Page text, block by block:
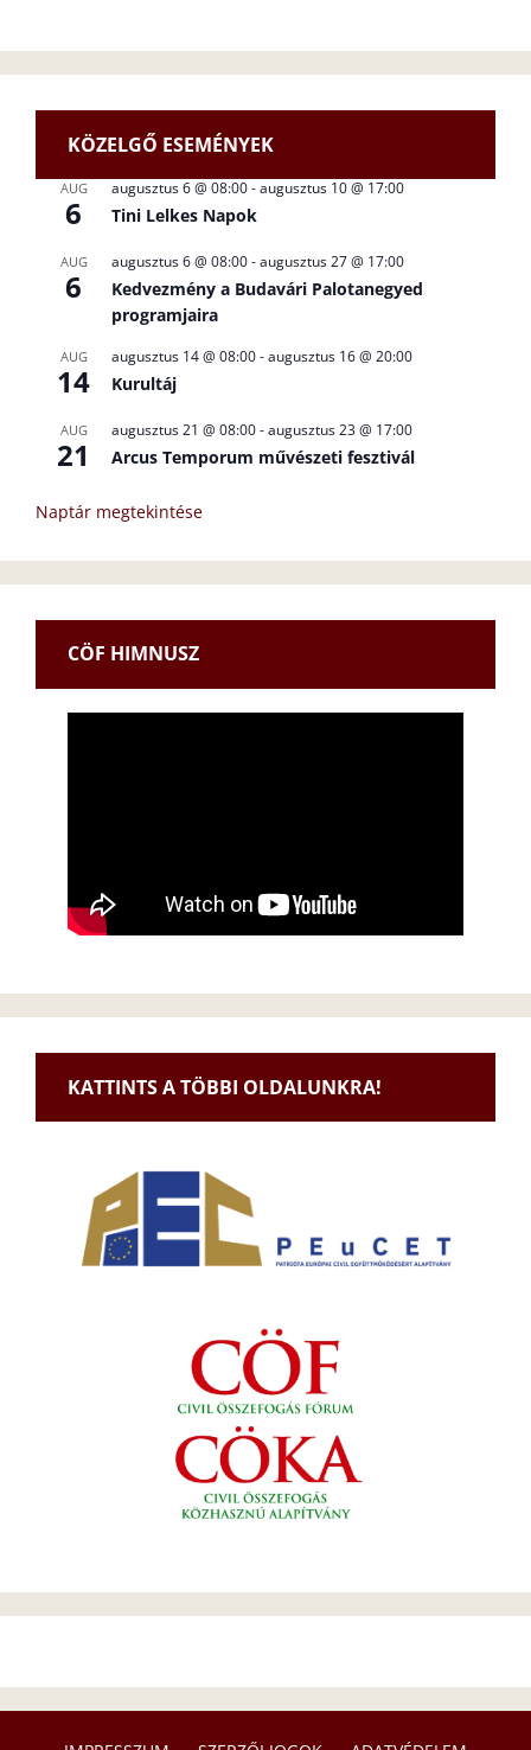
KÖZELGŐ ESEMÉNYEK
AUG
6
augusztus 6 @ 08:00-augusztus 10 @ 17:00
Tini Lelkes Napok
AUG
6
augusztus 6 @ 08:00-augusztus 27 @ 17:00
Kedvezmény a Budavári Palotanegyed
programjaira
AUG
14
augusztus 14 @ 08:00-augusztus 16 @ 20:00
Kurultáj
AUG
21
augusztus 21 @ 08:00-augusztus 23 @ 17:00
Arcus Temporum művészeti fesztivál
Naptár megtekintése
CÖF HIMNUSZ
KATTINTS A TÖBBI OLDALUNKRA!